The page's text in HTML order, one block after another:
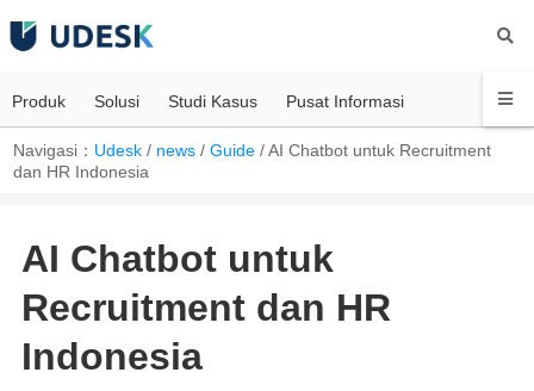
Produk Solusi Studi Kasus Pusat Informasi
Navigasi： Udesk / news /Guide /AI Chatbot untuk Recruitment
dan HR Indonesia
AI Chatbot untuk
Recruitment dan HR
Indonesia